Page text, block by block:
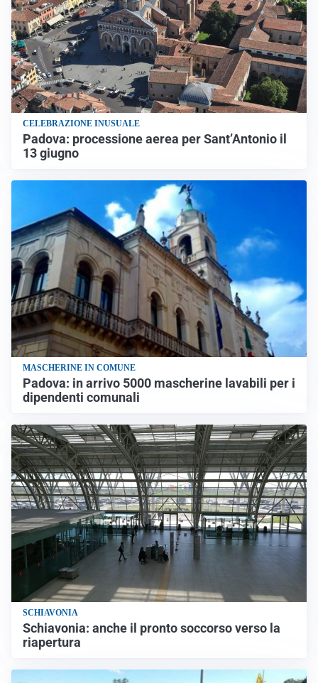
CELEBRAZIONE INUSUALE
Padova: processione aerea per Sant’Antonio il
13 giugno
MASCHERINE IN COMUNE
Padova: in arrivo 5000 mascherine lavabili per i
dipendenti comunali
SCHIAVONIA
Schiavonia: anche il pronto soccorso verso la
riapertura